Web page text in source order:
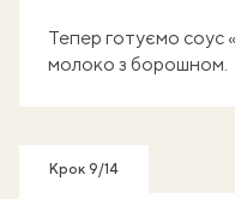
Тепер готуємо соус
молоко з борошном.
Крок 9/14